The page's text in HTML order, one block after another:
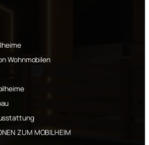
Wohnmobilen
ZUM MOBILHEIM